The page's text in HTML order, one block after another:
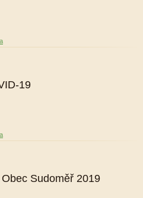
19
Sudoměř 2019